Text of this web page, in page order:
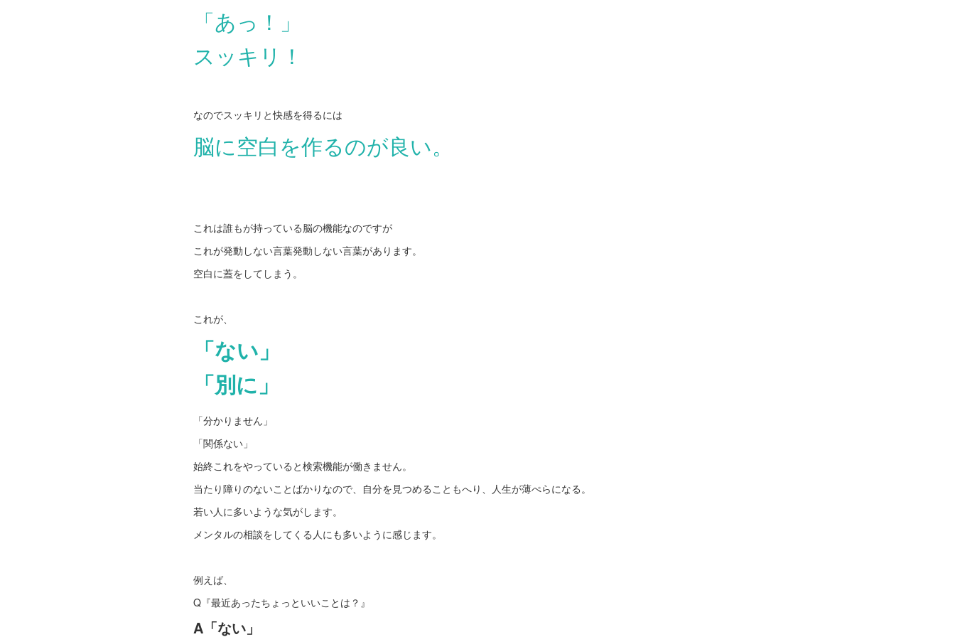
「あっ！」
スッキリ！
なのでスッキリと快感を得るには
脳に空白を作るのが良い。
これは誰もが持っている脳の機能なのですが
これが発動しない言葉発動しない言葉があります。
空白に蓋をしてしまう。
これが、
「ない」
「別に」
「分かりません」
「関係ない」
始終これをやっていると検索機能が働きません。
当たり障りのないことばかりなので、自分を見つめることもへり、人生が薄ぺらになる。
若い人に多いような気がします。
メンタルの相談をしてくる人にも多いように感じます。
例えば、
Q『最近あったちょっといいことは？』
A「ない」